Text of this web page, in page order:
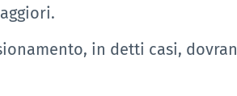
in detti casi,